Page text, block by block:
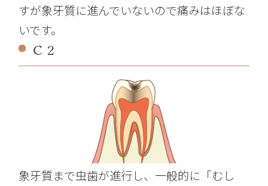
すが象牙質に進んでいないので痛みはほぼな
いです。
Ｃ２
象牙質まで虫歯が進行し、一般的に「むし